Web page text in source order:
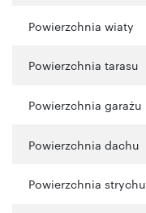
Powierzchnia wiaty
Powierzchnia tarasu
Powierzchnia garażu
Powierzchnia dachu
Powierzchnia strychu